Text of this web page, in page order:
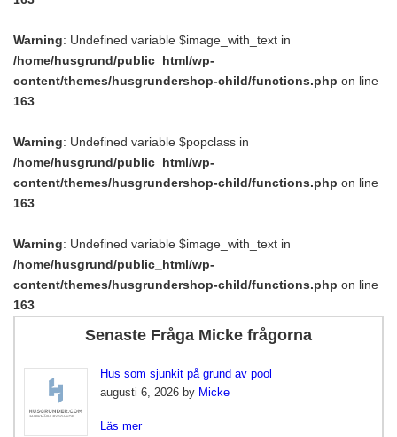
Warning: Undefined variable $image_with_text in
/home/husgrund/public_html/wp-
content/themes/husgrundershop-child/functions.php on line
163
Warning: Undefined variable $popclass in
/home/husgrund/public_html/wp-
content/themes/husgrundershop-child/functions.php on line
163
Warning: Undefined variable $image_with_text in
/home/husgrund/public_html/wp-
content/themes/husgrundershop-child/functions.php on line
163
Senaste Fråga Micke frågorna
Hus som sjunkit på grund av pool
augusti 6, 2026 by Micke
Läs mer